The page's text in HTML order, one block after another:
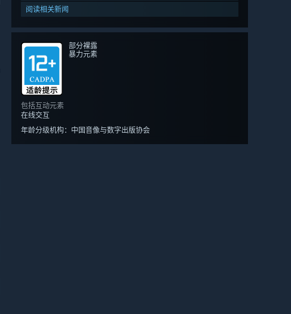
阅读相关新闻
部分裸露
暴力元素
包括互动元素
在线交互
年龄分级机构：中国音像与数字出版协会